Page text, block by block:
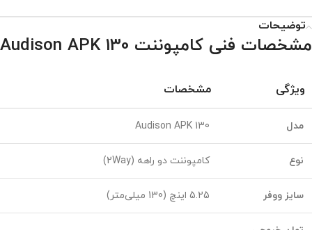
توضیحات
مشخصات فنی کامپوننت Audison APK 130
ویژگی مشخصات
مدل Audison APK 130
نوع کامپوننت دو راهه (2Way)
سایز ووفر 5.25 اینچ (130 میلی‌متر)